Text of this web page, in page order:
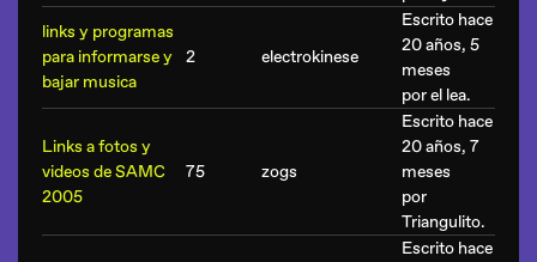
links y programas
para informarse y
bajar musica
2 electrokinese
Escrito hace
20 años, 5
meses
porel lea.
Links a fotos y
videos de SAMC
2005
75 zogs
Escrito hace
20 años, 7
meses
por
Triangulito.
Escrito hace